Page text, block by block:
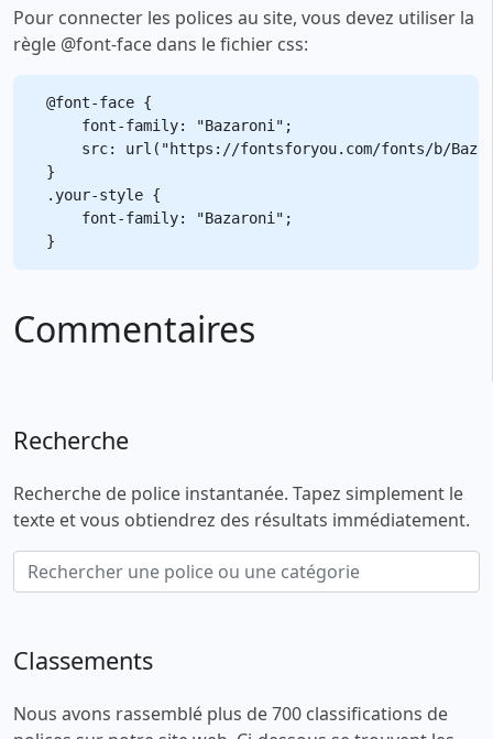
Pour connecter les polices au site, vous devez utiliser la
règle @font-face dans le fichier css:
@font-face {
    font-family: "Bazaroni";
src: url("https://fontsforyou.com/fonts/b/
}
.your-style {
    font-family: "Bazaroni";
Commentaires
Recherche
Recherche de police instantanée. Tapez simplement le
texte et vous obtiendrez des résultats immédiatement.
Classements
Nous avons rassemblé plus de 700 classifications de